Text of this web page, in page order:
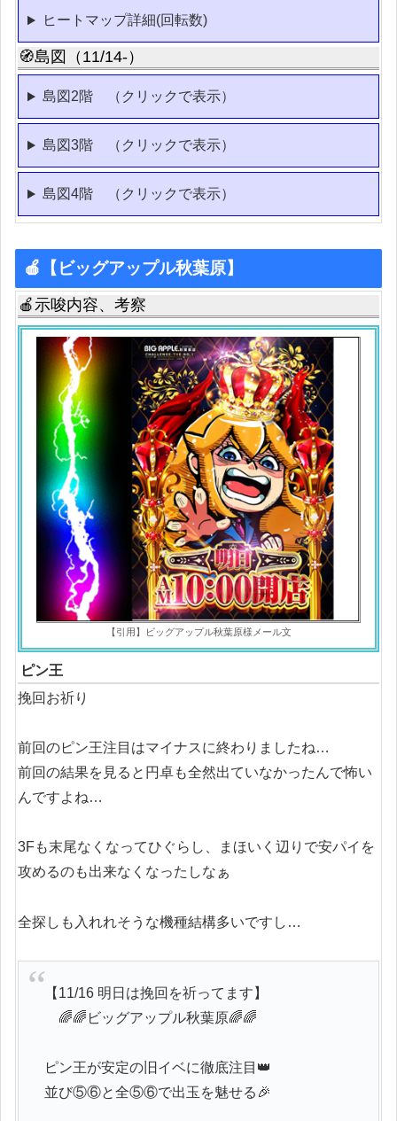
ヒートマップ詳細(回転数)
🧭島図（11/14-）
島図2階 （クリックで表示）
島図3階 （クリックで表示）
島図4階 （クリックで表示）
🍎【ビッグアップル秋葉原】
🍎示唆内容、考察
【引用】ビッグアップル秋葉原様メール文
ピン王
挽回お祈り
前回のピン王注目はマイナスに終わりましたね…
前回の結果を見ると円卓も全然出ていなかったんで怖い
んですよね…
3Fも末尾なくなってひぐらし、まほいく辺りで安パイを
攻めるのも出来なくなったしなぁ
全探しも入れれそうな機種結構多いですし…
【11/16 明日は挽回を祈ってます】
🌈🌈ビッグアップル秋葉原🌈🌈
ピン王が安定の旧イベに徹底注目👑
並び⑤⑥と全⑤⑥で出玉を魅せる🎉